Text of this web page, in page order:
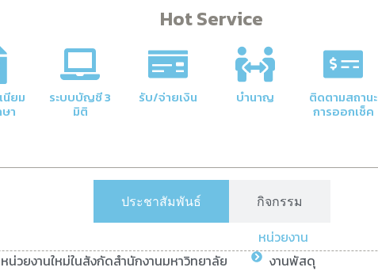
งคลัง
าวิทยาลัยให้มี
ภาพ
Hot Service
นียม
า
ระบบบัญชี 3
มิติ
รับ/จ่ายเงิน บำนาญ ติดตามสถานะ
การออกเช็ค
ประชาสัมพันธ์ กิจกรรม
หน่วยงาน
วยงานใหม่ในสังกัดสำนักงานมหาวิทยาลัย
งานพัสดุ